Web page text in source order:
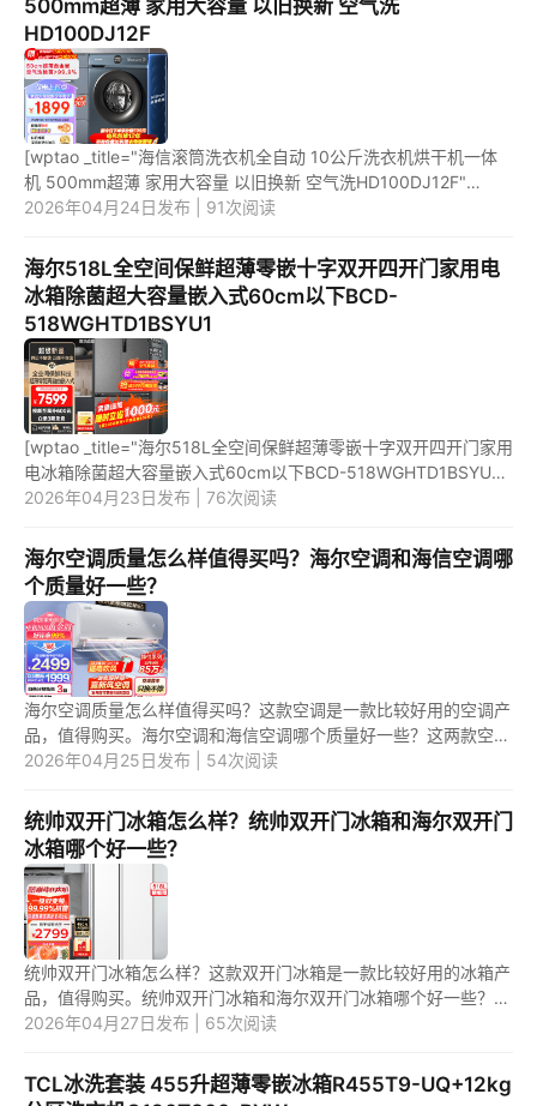
500mm超薄 家用大容量 以旧换新 空气洗
HD100DJ12F
[wptao _title="海信滚筒洗衣机全自动 10公斤洗衣机烘干机一体
机 500mm超薄 家用大容量 以旧换新 空气洗HD100DJ12F"
price="1899" url="https://item.jd.com/100062705690.html"
2026年04月24日发布 | 91次阅读
海尔518L全空间保鲜超薄零嵌十字双开四开门家用电
冰箱除菌超大容量嵌入式60cm以下BCD-
518WGHTD1BSYU1
[wptao _title="海尔518L全空间保鲜超薄零嵌十字双开四开门家用
电冰箱除菌超大容量嵌入式60cm以下BCD-518WGHTD1BSYU1"
price="8599" url="https://item.jd.com/100062209749.html"
2026年04月23日发布 | 76次阅读
海尔空调质量怎么样值得买吗？海尔空调和海信空调哪
个质量好一些？
海尔空调质量怎么样值得买吗？这款空调是一款比较好用的空调产
品，值得购买。海尔空调和海信空调哪个质量好一些？这两款空调
产品中，应该是第一款空调更好用一些。 1.海尔空调质量怎么样值
2026年04月25日发布 | 54次阅读
统帅双开门冰箱怎么样？统帅双开门冰箱和海尔双开门
冰箱哪个好一些？
统帅双开门冰箱怎么样？这款双开门冰箱是一款比较好用的冰箱产
品，值得购买。统帅双开门冰箱和海尔双开门冰箱哪个好一些？这
两款冰箱产品中，应该是第二款更好用一些。 1.统帅双开门冰箱怎
2026年04月27日发布 | 65次阅读
TCL冰洗套装 455升超薄零嵌冰箱R455T9-UQ+12kg